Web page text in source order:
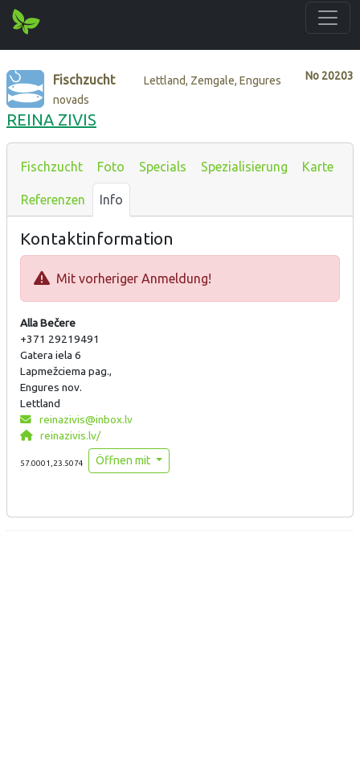
No 20203
Fischzucht
Lettland, Zemgale, Engures
novads
REINA ZIVIS
Fischzucht Foto Specials Spezialisierung Karte
Referenzen Info
Kontaktinformation
Mit vorheriger Anmeldung!
Alla Bečere
+371 29219491
Gatera iela 6
Lapmežciema pag.,
Engures nov.
Lettland
reinazivis@inbox.lv
reinazivis.lv/
57.0001,23.5074 Öffnen mit